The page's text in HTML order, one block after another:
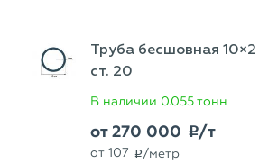
Труба бесшовная
ст. 20
В наличии 0.055 тонн
от270 000 p/т
от 107 p /метр